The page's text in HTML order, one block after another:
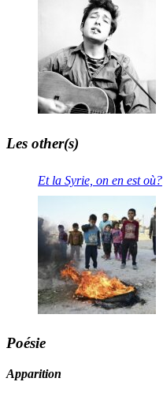
Les other(s)
Et la Syrie, on en est où?
Poésie
Apparition